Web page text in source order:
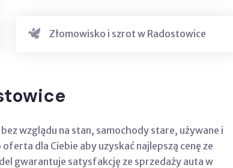
Złomowisko i szrot w Radostowice
wzglądu na stan, samochody stare, używane i
dla Ciebie aby uzyskać najlepszą cenę ze
gwarantuje satysfakcję ze sprzedaży auta w